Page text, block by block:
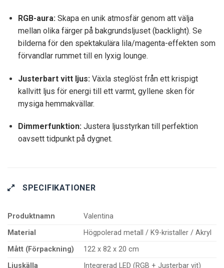
RGB-aura:Skapa en unik atmosfär genom att välja
mellan olika färger på bakgrundsljuset (backlight). Se
bilderna för den spektakulära lila/magenta-effekten som
förvandlar rummet till en lyxig lounge.
Justerbart vitt ljus: Växla steglöst från ett krispigt
kallvitt ljus för energi till ett varmt, gyllene sken för
mysiga hemmakvällar.
Dimmerfunktion:Justera ljusstyrkan till perfektion
oavsett tidpunkt på dygnet.
SPECIFIKATIONER
Produktnamn
Valentina
Material
Högpolerad metall / K9-kristaller / Akryl
Mått (Förpackning)
122 x 82 x 20 cm
Ljuskälla
Integrerad LED (RGB + Justerbar vit)